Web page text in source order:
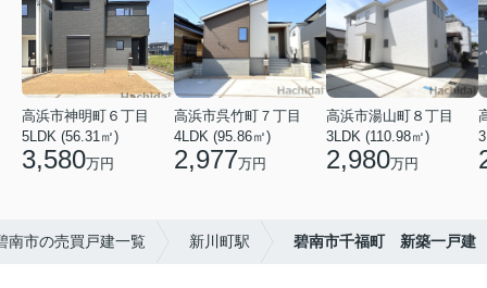
高浜市神明町６丁目
5LDK (56.31㎡)
3,580万円
高浜市呉竹町７丁目
4LDK (95.86㎡)
2,977万円
高浜市湯山町８丁目
3LDK (110.98㎡)
2,980万円
南市の売買戸建一覧 新川町駅 碧南市千福町 新築一戸建